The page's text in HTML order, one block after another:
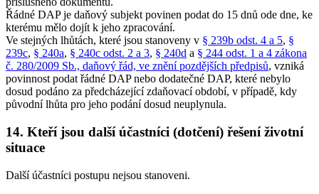
Řádné DAP je daňový subjekt povinen podat do 15 dnů ode dne, ke
kterému mělo dojít k jeho zpracování.
Ve stejných lhůtách, které jsou stanoveny v § 239b odst. 4 a 5, §
239c, § 240a, § 240c odst. 2 a 3, § 240d a § 244 odst. 1 a 4 zákona
č. 280/2009 Sb., daňový řád, ve znění pozdějších předpisů, vzniká
povinnost podat řádné DAP nebo dodatečné DAP, které nebylo
dosud podáno za předcházející zdaňovací období, v případě, kdy
původní lhůta pro jeho podání dosud neuplynula.
14. Kteří jsou další účastníci (dotčení) řešení životní
situace
Další účastníci postupu nejsou stanoveni.